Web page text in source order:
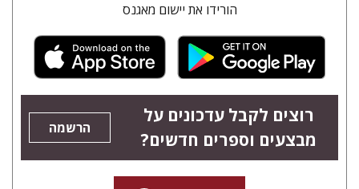
הורידו את יישום מאגנס
רוצים לקבל עדכונים על
מבצעים וספרים חדשים?
הרשמה